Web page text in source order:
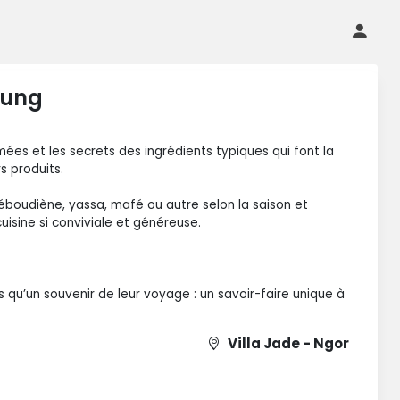
et les secrets des ingrédients typiques qui font la
produits.
yassa, mafé ou autre selon la saison et
si conviviale et généreuse.
souvenir de leur voyage : un savoir-faire unique à
Villa Jade - Ngor